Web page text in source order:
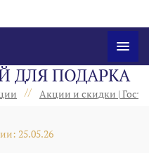
ДЛЯ ПОДАРКА
// Акции и скидки |
25.05.26